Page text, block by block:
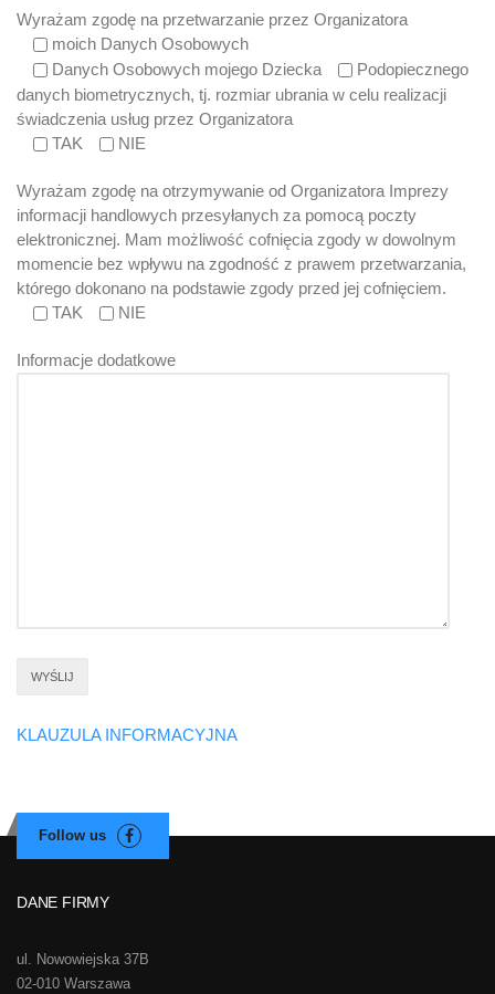
Wyrażam zgodę na przetwarzanie przez Organizatora
moich Danych Osobowych
Danych Osobowych mojego Dziecka
Podopiecznego
danych biometrycznych, tj. rozmiar ubrania w celu realizacji
świadczenia usług przez Organizatora
TAK
NIE
Wyrażam zgodę na otrzymywanie od Organizatora Imprezy
informacji handlowych przesyłanych za pomocą poczty
elektronicznej. Mam możliwość cofnięcia zgody w dowolnym
momencie bez wpływu na zgodność z prawem przetwarzania,
którego dokonano na podstawie zgody przed jej cofnięciem.
TAK
NIE
Informacje dodatkowe
KLAUZULA INFORMACYJNA
DANE FIRMY
ul. Nowowiejska 37B
02-010 Warszawa